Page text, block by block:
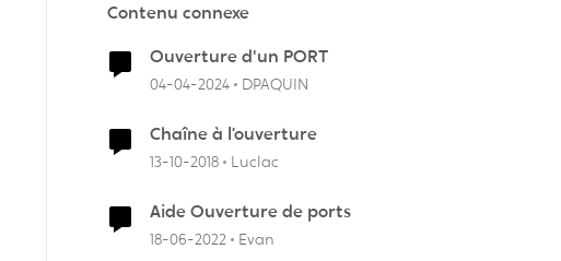
Contenu connexe
Ouverture d'un PORT
04-04-2024 DPAQUIN
Chaîne à l’ouverture
13-10-2018 Luclac
Aide Ouverture de ports
18-06-2022 Evan